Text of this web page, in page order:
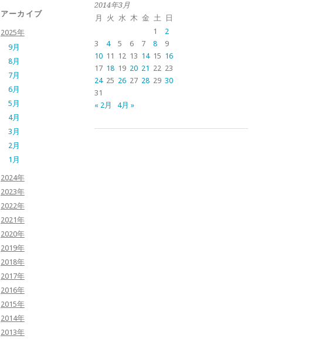
アーカイブ
2025年
9月
8月
7月
6月
5月
4月
3月
2月
1月
2024年
2023年
2022年
2021年
2020年
2019年
2018年
2017年
2016年
2015年
2014年
2013年
2014年3月
月
火 水 木 金 土
日
1
2
3
4 5 6 7 8
9
10 11 12 13 14 15 16
17 18 19 20 21 22 23
24 25 26 27 28 29 30
31
« 2月
4月 »